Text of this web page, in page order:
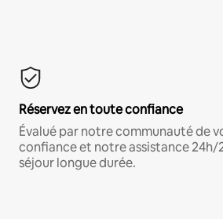
Réservez en toute confiance
Évalué par notre communauté de
confiance et notre assistance
séjour longue durée.